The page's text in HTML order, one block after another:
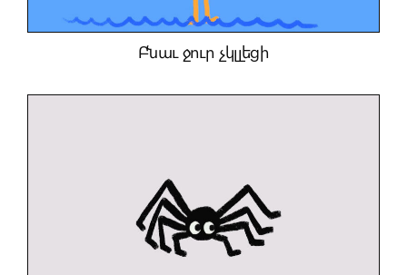
Բնաւ ջուր չկլլեցի